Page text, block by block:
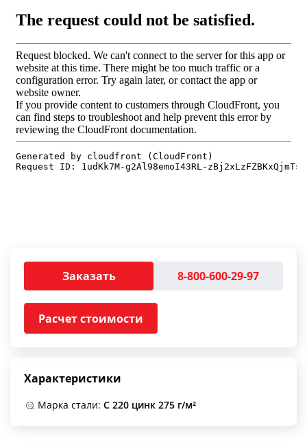
Заказать 8-800-600-29-97
Расчет стоимости
Характеристики
Марка стали: С 220 цинк 275 г/м²